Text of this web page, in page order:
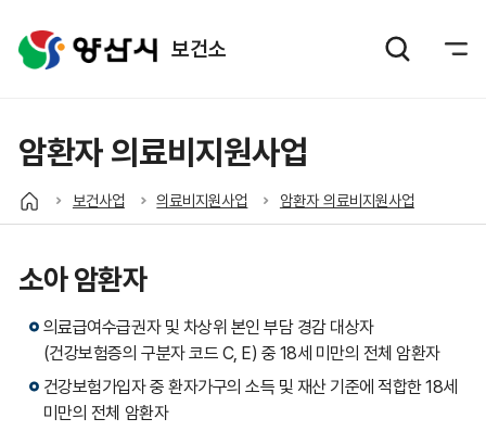
보건소
암환자 의료비지원사업
보건사업 의료비지원사업 암환자 의료비지원사업
소아 암환자
의료급여수급권자 및 차상위 본인 부담 경감 대상자
(건강보험증의 구분자 코드 C, E) 중 18세 미만의 전체 암환자
건강보험가입자 중 환자가구의 소득 및 재산 기준에 적합한 18세
미만의 전체 암환자